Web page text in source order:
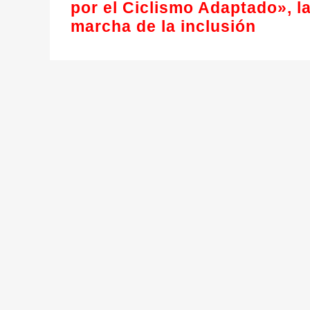
por el Ciclismo Adaptado»,
marcha de la inclusión